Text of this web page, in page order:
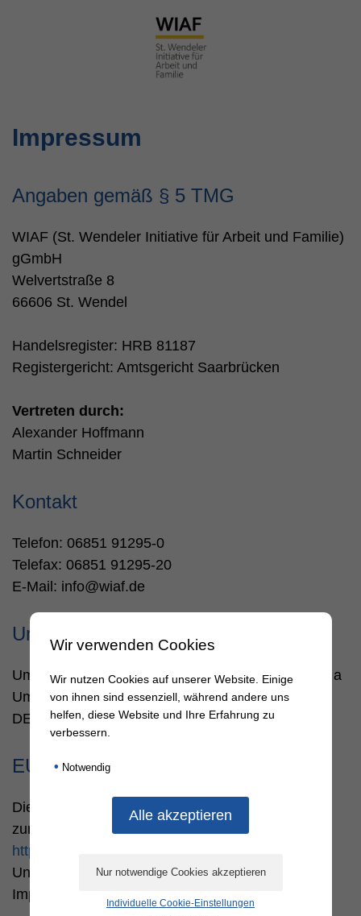
Impressum
Angaben gemäß § 5 TMG
WIAF (St. Wendeler Initiative für Arbeit und Familie)
gGmbH
Welvertstraße 8
66606 St. Wendel
Handelsregister: HRB 81187
Registergericht: Amtsgericht Saarbrücken
Vertreten durch:
Alexander Hoffmann
Martin Schneider
Kontakt
Telefon: 06851 91295-0
Telefax: 06851 91295-20
E-Mail: info@wiaf.de
Umsatzsteuer-ID
Umsatzsteuer-Identifikationsnummer gemäß § 27 a
Umsatzsteuergesetz:
DE221859066
EU-Streitschlichtung
Die Europäische Kommission stellt eine Plattform
zur Online-Streitbeilegung (OS) bereit:
https://ec.europa.eu/consumers/odr/
Unsere E-Mail-Adresse finden Sie oben im
Impressum.
Wir verwenden Cookies
Wir nutzen Cookies auf unserer Website. Einige
von ihnen sind essenziell, während andere uns
helfen, diese Website und Ihre Erfahrung zu
verbessern.
• Notwendig
Individuelle Cookie-Einstellungen